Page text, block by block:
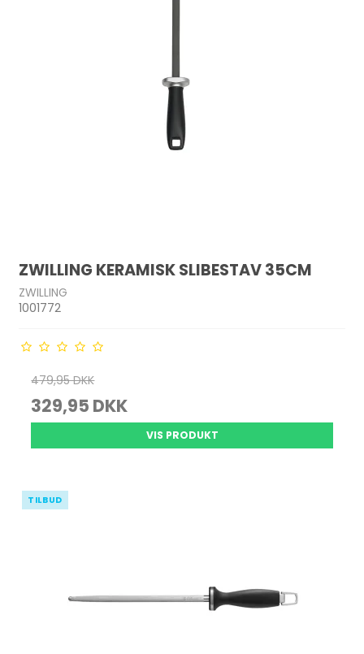
ZWILLING KERAMISK SLIBESTAV 35CM
ZWILLING
1001772
479,95 DKK
329,95 DKK
VIS PRODUKT
TILBUD